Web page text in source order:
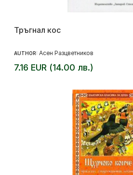
Тръгнал кос
AUTHOR: Асен Разцветников
7.16 EUR (14.00 лв.)